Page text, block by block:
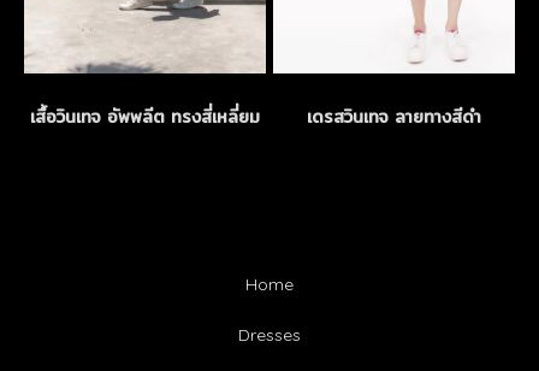
เสื้อวินเทจ อัพพลีต ทรงสี่เหลี่ยม เดรสวินเทจ ลายทางสีดำ
Home
Dresses